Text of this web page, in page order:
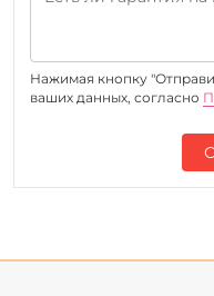
Нажимая кнопку
ваших данных, согласно